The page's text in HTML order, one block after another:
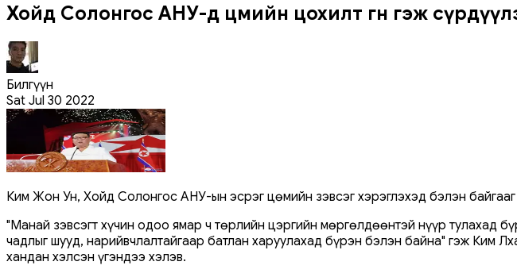
Хойд Солонгос АНУ-д цөмийн цохилт өгнө гэж
Билгүүн
Sat Jul 30 2022
Ким Жон Ун, Хойд Солонгос АНУ-ын эсрэг цөмийн зэвсэг хэрэглэхэд бэлэн
"Манай зэвсэгт хүчин одоо ямар ч төрлийн цэргийн мөргөлдөөнтэй нүүр тулахад
чадлыг шууд, нарийвчлалтайгаар батлан харуулахад бүрэн бэлэн байна" гэж Ким
хандан хэлсэн үгэндээ хэлэв.